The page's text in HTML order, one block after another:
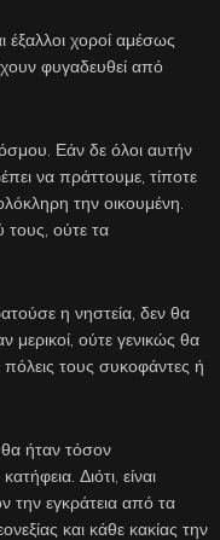
έξαλλοι χοροί αμέσως
φυγαδευθεί από
Εάν δε όλοι αυτήν
να πράττουμε, τίποτε
την οικουμένη.
τους, ούτε τα
η νηστεία, δεν θα
μερικοί, ούτε γενικώς θα
πόλεις τους συκοφάντες ή
θα ήταν τόσον
Διότι, είναι
την εγκράτεια από τα
και κάθε κακίας την